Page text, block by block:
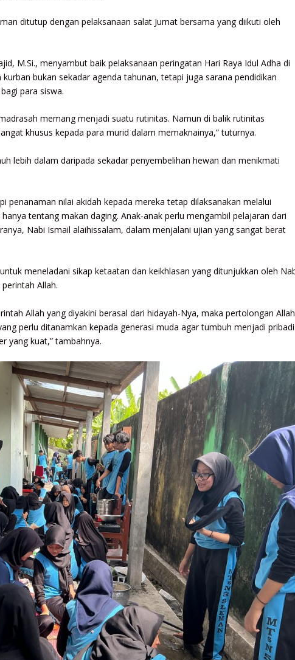
ditutup dengan pelaksanaan salat Jumat bersama yang diikuti oleh
, M.Si., menyambut baik pelaksanaan peringatan Hari Raya Idul Adha di
bukan sekadar agenda tahunan, tetapi juga sarana pendidikan
para siswa.
memang menjadi suatu rutinitas. Namun di balik rutinitas
khusus kepada para murid dalam memaknainya,” tuturnya.
lebih dalam daripada sekadar penyembelihan hewan dan menikmati
penanaman nilai akidah kepada mereka tetap dilaksanakan melalui
tentang makan daging. Anak-anak perlu mengambil pelajaran dari
Nabi Ismail alaihissalam, dalam menjalani ujian yang sangat berat
meneladani sikap ketaatan dan keikhlasan yang ditunjukkan oleh
Allah.
Allah yang diyakini berasal dari hidayah-Nya, maka pertolongan Allah
perlu ditanamkan kepada generasi muda agar tumbuh menjadi pribadi
yang kuat,” tambahnya.